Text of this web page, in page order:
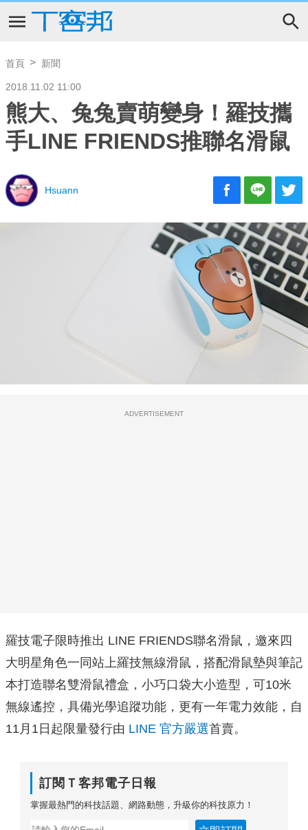
首頁 新聞
2018.11.02 11:00
熊大、兔兔賣萌變身！羅技攜
手LINE FRIENDS推聯名滑鼠
Hsuann
ADVERTISEMENT
羅技電子限時推出 LINE FRIENDS聯名滑鼠，邀來四
大明星角色一同站上羅技無線滑鼠，搭配滑鼠墊與筆記
本打造聯名雙滑鼠禮盒，小巧口袋大小造型，可10米
無線遙控，具備光學追蹤功能，更有一年電力效能，自
11月1日起限量發行由 LINE 官方嚴選首賣。
訂閱Ｔ客邦電子日報
掌握最熱門的科技話題、網路動態，升級你的科技原力！